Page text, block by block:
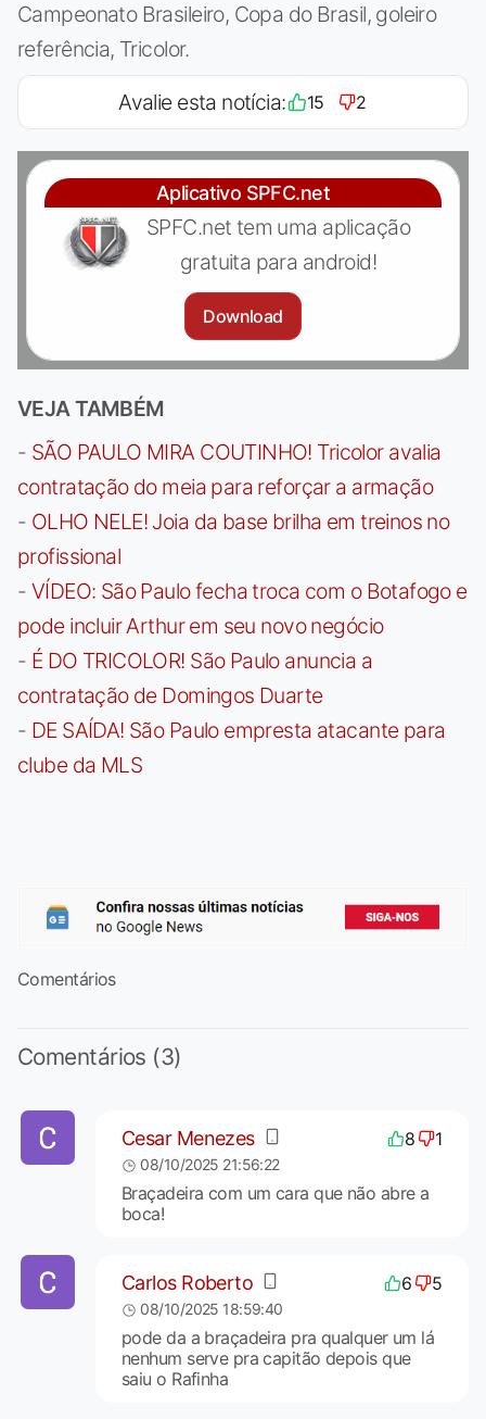
Campeonato Brasileiro, Copa do Brasil, goleiro
referência, Tricolor.
Avalie esta notícia: 15 2
Aplicativo SPFC.net
SPFC.net tem uma aplicação
gratuita para android!
Download
VEJA TAMBÉM
- SÃO PAULO MIRA COUTINHO! Tricolor avalia
contratação do meia para reforçar a armação
- OLHO NELE! Joia da base brilha em treinos no
profissional
- VÍDEO: São Paulo fecha troca com o Botafogo e
pode incluir Arthur em seu novo negócio
- É DO TRICOLOR! São Paulo anuncia a
contratação de Domingos Duarte
- DE SAÍDA! São Paulo empresta atacante para
clube da MLS
Comentários
Comentários (3)
Cesar Menezes 8 1
08/10/2025 21:56:22
Braçadeira com um cara que não abre a
boca!
Carlos Roberto 6 5
08/10/2025 18:59:40
pode da a braçadeira pra qualquer um lá
nenhum serve pra capitão depois que
saiu o Rafinha